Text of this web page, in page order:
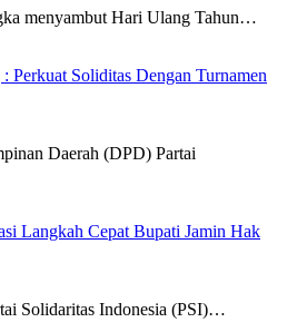
menyambut Hari Ulang Tahun…
Perkuat Soliditas Dengan Turnamen
Daerah (DPD) Partai
Langkah Cepat Bupati Jamin Hak
Solidaritas Indonesia (PSI)…